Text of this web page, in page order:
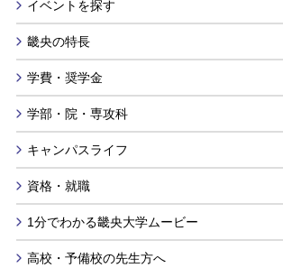
イベントを探す
畿央の特長
学費・奨学金
学部・院・専攻科
キャンパスライフ
資格・就職
1分でわかる畿央大学ムービー
高校・予備校の先生方へ